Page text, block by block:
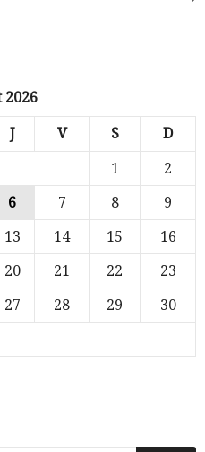
2026
J V S D
1
2
6 7 8
9
13 14 15
16
20 21 22
23
27 28 29
30